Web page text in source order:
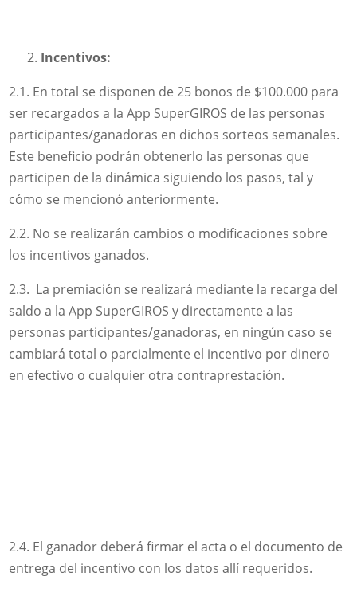
Incentivos:
2.1. En total se disponen de 25 bonos de $100.000 para
ser recargados a la App SuperGIROS de las personas
participantes/ganadoras en dichos sorteos semanales.
Este beneficio podrán obtenerlo las personas que
participen de la dinámica siguiendo los pasos, tal y
cómo se mencionó anteriormente.
2.2. No se realizarán cambios o modificaciones sobre
los incentivos ganados.
2.3. La premiación se realizará mediante la recarga del
saldo a la App SuperGIROS y directamente a las
personas participantes/ganadoras, en ningún caso se
cambiará total o parcialmente el incentivo por dinero
en efectivo o cualquier otra contraprestación.
2.4. El ganador deberá firmar el acta o el documento de
entrega del incentivo con los datos allí requeridos.